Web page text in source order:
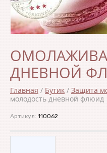
ДНЕВНОЙ
Главная / Бутик / Защита
молодость дневной флюид
Артикул: 110062